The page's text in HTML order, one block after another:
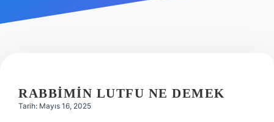
Hakkımızda
RABBIMIN LUTFU NE DEMEK
Tarih: Mayıs 16, 2025